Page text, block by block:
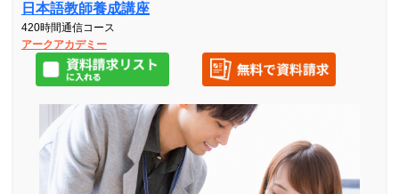
日本語教師養成講座
420時間通信コース
アークアカデミー